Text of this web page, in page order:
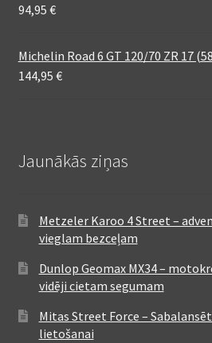
94,95 €
Michelin Road 6 GT 120/70 ZR 17
144,95 €
Jaunākās ziņas
Metzeler Karoo 4 Street –
vieglam bezceļam
Dunlop Geomax MX34 –
vidēji cietam segumam
Mitas Street Force –
lietošanai